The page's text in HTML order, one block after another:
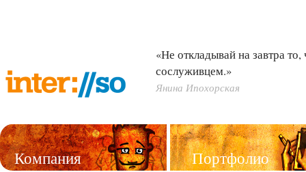
«Не откладывай на завтра
сослуживцем.»
Янина Ипохорская
Компания Портфолио